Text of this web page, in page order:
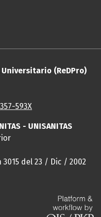
(ReDPro)
593X
- UNISANITAS
del 23 / Dic / 2002